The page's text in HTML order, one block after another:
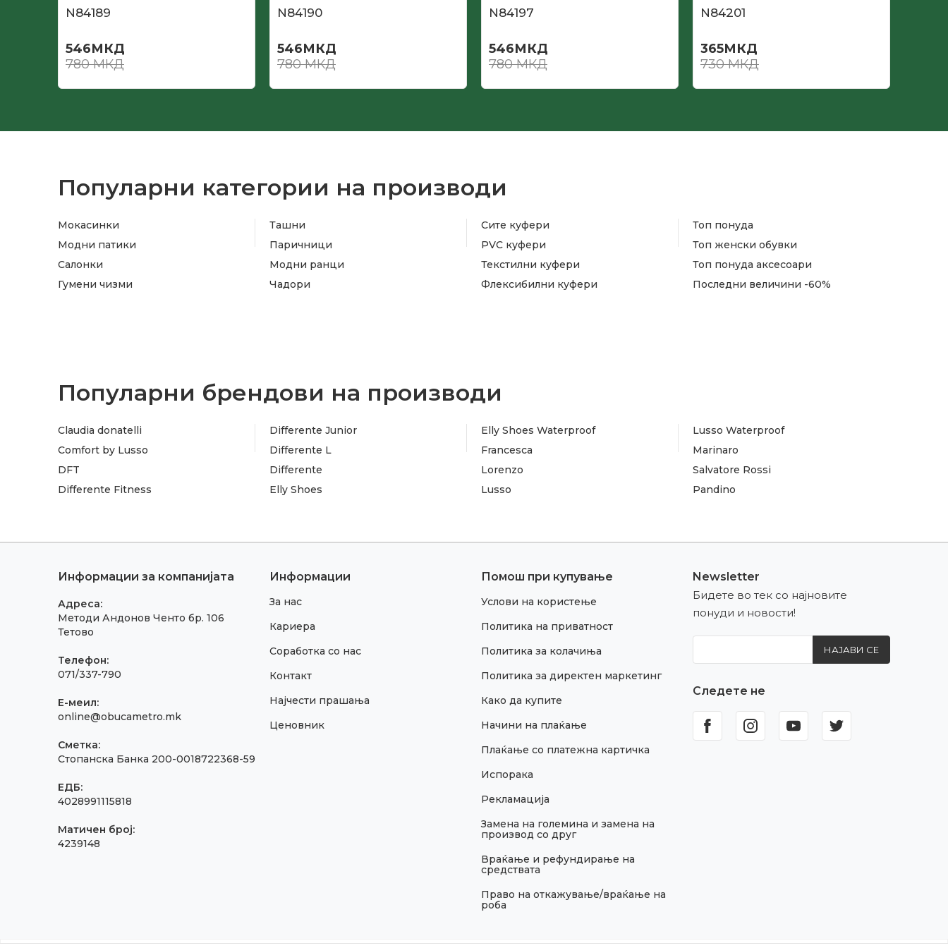
N84189
546МКД
780МКД
N84190
546МКД
780МКД
N84197
546МКД
780МКД
N84201
365МКД
730МКД
Популарни категории на производи
Мокасинки
Модни патики
Салонки
Гумени чизми
Ташни
Паричници
Модни ранци
Чадори
Сите куфери
PVC куфери
Текстилни куфери
Флексибилни куфери
Топ понуда
Топ женски обувки
Топ понуда аксесоари
Последни величини -60%
Популарни брендови на производи
Claudia donatelli
Comfort by Lusso
DFT
Differente Fitness
Differente Junior
Differente L
Differente
Elly Shoes
Elly Shoes Waterproof
Francesca
Lorenzo
Lusso
Lusso Waterproof
Marinaro
Salvatore Rossi
Pandino
Информации за компанијата
Адреса:
Методи Андонов Ченто бр. 106
Тетово
Телефон:
071/337-790
E-меил:
online@obucametro.mk
Сметка:
Стопанска Банка 200-0018722368-59
ЕДБ:
4028991115818
Матичен број:
4239148
Информации
За нас
Кариера
Соработка со нас
Контакт
Најчести прашања
Ценовник
Помош при купување
Услови на користење
Политика на приватност
Политика за колачиња
Политика за директен маркетинг
Како да купите
Начини на плаќање
Плаќање со платежна картичка
Испорака
Рекламација
Замена на големина и замена на
производ со друг
Враќање и рефундирање на
средствата
Право на откажување/враќање на
роба
Newsletter
Бидете во тек со најновите
понуди и новости!
НАЈАВИ СЕ
Следете не